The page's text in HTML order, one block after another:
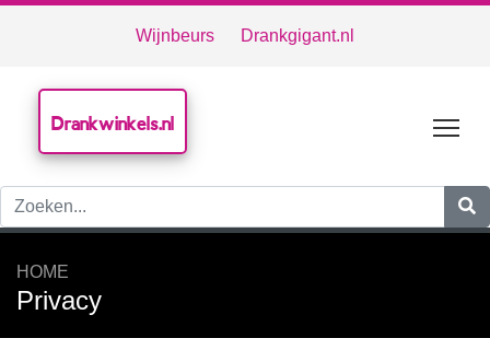
Wijnbeurs Drankgigant.nl
Drankwinkels.nl
HOME
Privacy